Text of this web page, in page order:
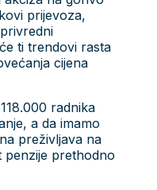
prijevoza,
ti trendovi rasta
cijena
radnika
a da imamo
preživljava na
penzije prethodno